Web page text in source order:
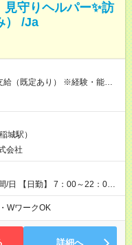
見守りヘルパー✨訪
） /Ja
（既定あり） ※経験・能力を
なる部分があります。 雇用
：時給 1,230円以上
城駅）
会社
/日 【日勤】 7：00～22：00
※週1日～OK ／ 1
毎週同じ曜日勤務）
WワークOK
詳細へ